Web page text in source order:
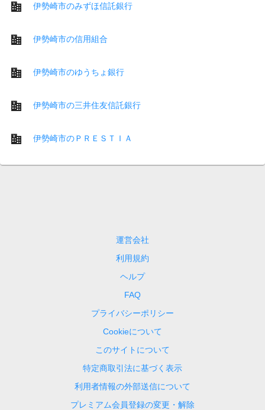
伊勢崎市のみずほ信託銀行
伊勢崎市の信用組合
伊勢崎市のゆうちょ銀行
伊勢崎市の三井住友信託銀行
伊勢崎市のＰＲＥＳＴＩＡ
運営会社
利用規約
ヘルプ
FAQ
プライバシーポリシー
Cookieについて
このサイトについて
特定商取引法に基づく表示
利用者情報の外部送信について
プレミアム会員登録の変更・解除